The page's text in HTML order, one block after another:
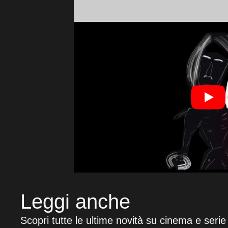
Leggi anche
Scopri tutte le ultime novità su cinema e serie